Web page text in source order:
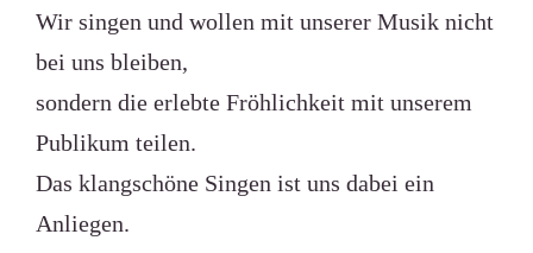
Wir singen und wollen mit unserer Musik nicht
bei uns bleiben,
sondern die erlebte Fröhlichkeit mit unserem
Publikum teilen.
Das klangschöne Singen ist uns dabei ein
Anliegen.